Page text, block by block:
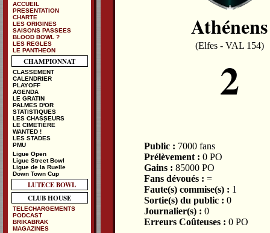
Athénens
(Elfes - VAL 154)
2
Public : 7000 fans
Prélèvement : 0 PO
Gains : 85000 PO
Fans dévoués : =
Faute(s) commise(s) : 1
Sortie(s) du public : 0
Journalier(s) : 0
Erreurs Coûteuses : 0 PO
ACCUEIL
PRESENTATION
CHARTE
LES ORIGINES
SAISONS PASSEES
BLOOD BOWL ?
LES REGLES
LE PANTHEON
CHAMPIONNAT
CLASSEMENT
CALENDRIER
PLAYOFF
AGENDA
LE GRATIN
PALMES D'OR
STATISTIQUES
LES CHASSEURS
LE CIMETIÈRE
WANTED !
LES STADES
PMU
Ligue Open
Ligue Street Bowl
Ligue de la Ruelle
Down Town Cup
LUTECE BOWL
CLUB HOUSE
TELECHARGEMENTS
PODCAST
BRIKABRAK
MAGAZINES